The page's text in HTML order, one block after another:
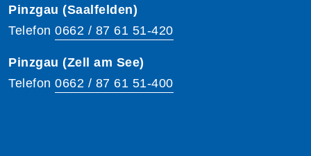
Pinzgau (Saalfelden)
Telefon 0662 / 87 61 51-420
Pinzgau (Zell am See)
Telefon 0662 / 87 61 51-400